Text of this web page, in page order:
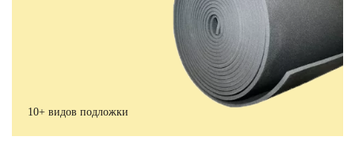
10+ видов подложки